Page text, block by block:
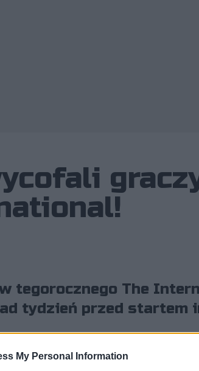
My Personal Information
tegorocznego The
tydzień przed startem